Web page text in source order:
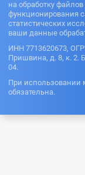
на обработку
функционирования
статистических
ваши данные
ИНН 7713620673,
Пришвина, д. 8, к. 2.
04.
При использовании
обязательна.